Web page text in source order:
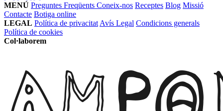
MENÚ Preguntes Freqüents Coneix-nos Receptes Blog Missió
Contacte Botiga online
LEGAL Política de privacitat Avís Legal Condicions generals
Política de cookies
Col·laborem